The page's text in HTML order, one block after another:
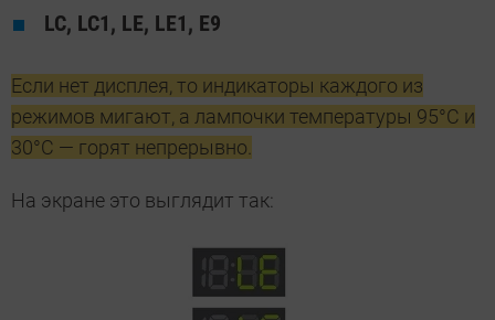
LC, LC1, LE, LE1, E9
Если нет дисплея, то индикаторы каждого из
режимов мигают, а лампочки температуры 95°С и
30°С — горят непрерывно.
На экране это выглядит так: